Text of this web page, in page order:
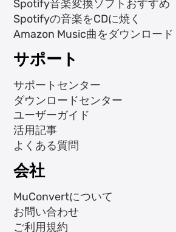
Spotify音楽変換ソフトおすすめ
Spotifyの音楽をCDに焼く
Amazon Music曲をダウンロード
サポート
サポートセンター
ダウンロードセンター
ユーザーガイド
活用記事
よくある質問
会社
MuConvertについて
お問い合わせ
ご利用規約